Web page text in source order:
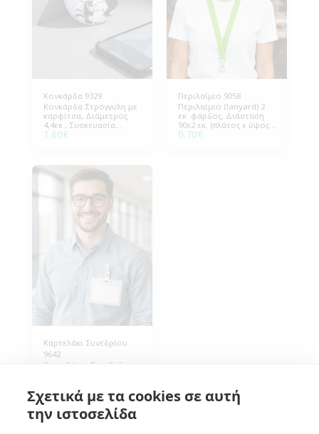
Κονκάρδα 9329
Κονκάρδα Στρόγγυλη με
καρφίτσα, Διάμετρος
4,4εκ , Συσκευασία
100τεμ. Η τιμή είναι με
1.80€
Περιλαίμιο 9058
Περιλαίμιο (lanyard) 2
εκ. φάρδος, Διάσταση
90x2 εκ. (πλάτος x ύψος).
Συσκευασία 100 τεμάχια.
0.70€
Καρτελάκι Συνεδρίου
9642
Καρτελάκια Συνεδρίων,
Διάσταση 10x8εκ (Β*Υ),
Διαφανές, Χωρίς
Εκτύπωση. Συσκευασία
100 τεμάχια.
0.70€
Σχετικά με τα cookies σε αυτή
την ιστοσελίδα